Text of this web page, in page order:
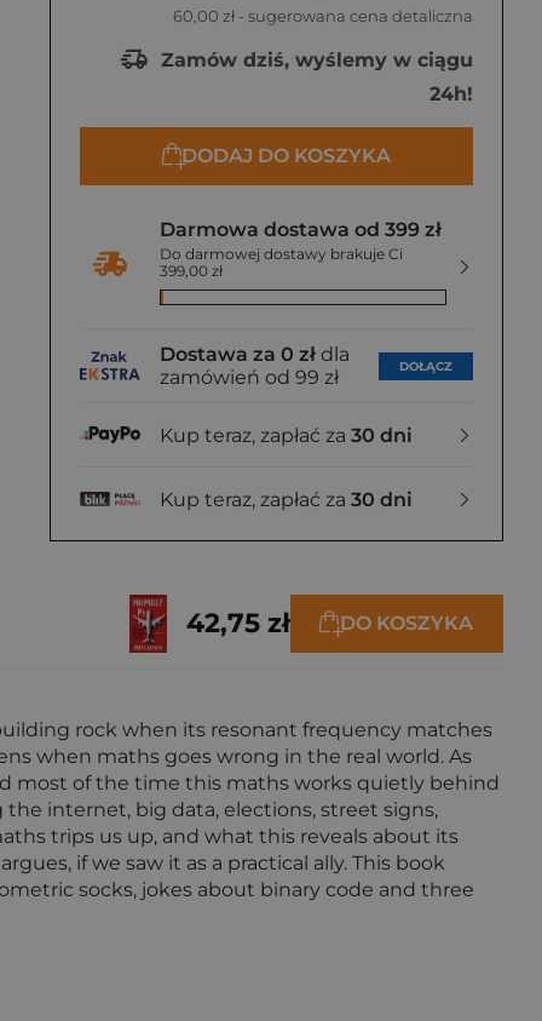
60,00 zł - sugerowana cena detaliczna
Zamów dziś, wyślemy w ciągu
24h!
DODAJ DO KOSZYKA
Darmowa dostawa od 399 zł
Do darmowej dostawy brakuje Ci
399,00 zł
Dostawa za 0 zł dla
zamówień od 99 zł
DOŁĄCZ
Kup teraz, zapłać za 30 dni
Kup teraz, zapłać za 30 dni
42,75 zł DO KOSZYKA
rock when its resonant frequency matches
when maths goes wrong in the real world. As
most of the time this maths works quietly behind
internet, big data, elections, street signs,
trips us up, and what this reveals about its
if we saw it as a practical ally. This book
socks, jokes about binary code and three